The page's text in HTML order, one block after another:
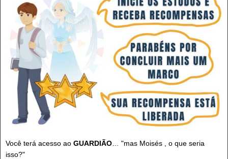
Você terá acesso ao GUARDIÃO … "mas Moisés , o que seria
isso?"